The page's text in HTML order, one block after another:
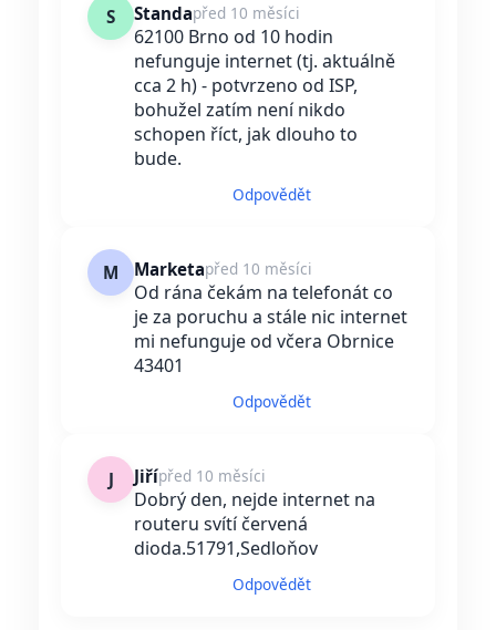
S Standapřed 10 měsíci
62100 Brno od 10 hodin
nefunguje internet (tj. aktuálně
cca 2 h) - potvrzeno od ISP,
bohužel zatím není nikdo
schopen říct, jak dlouho to
bude.
Odpovědět
M Marketapřed 10 měsíci
Od rána čekám na telefonát co
je za poruchu a stále nic internet
mi nefunguje od včera Obrnice
43401
Odpovědět
J Jiřípřed 10 měsíci
Dobrý den, nejde internet na
routeru svítí červená
dioda.51791,Sedloňov
Odpovědět